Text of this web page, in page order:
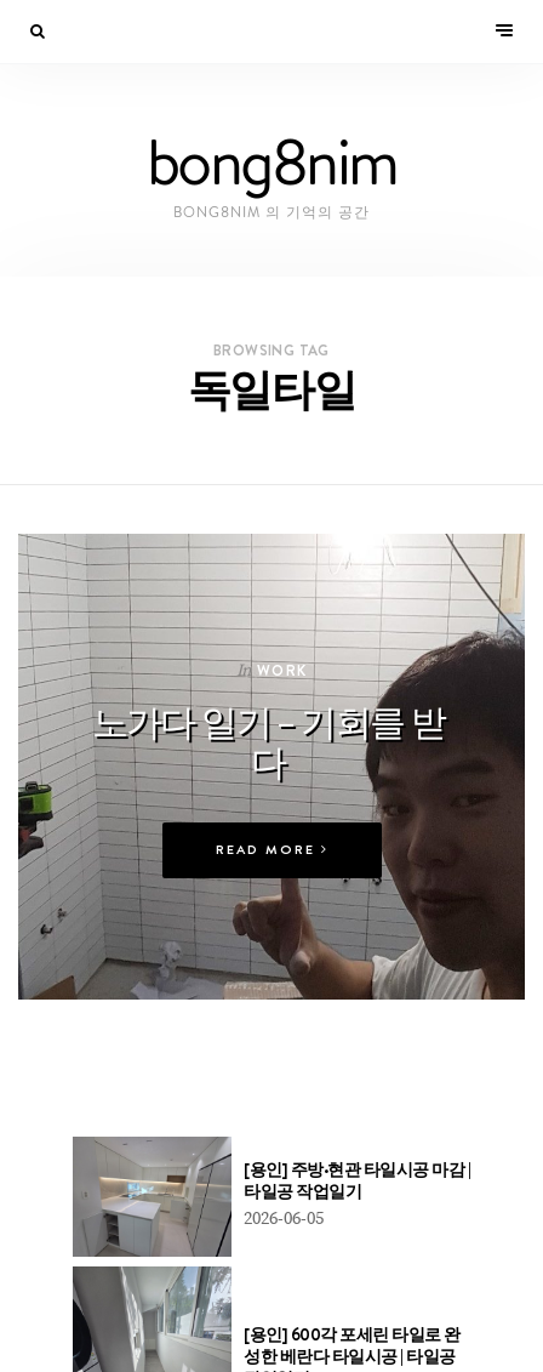
bong8nim
BONG8NIM 의 기억의 공간
BROWSING TAG
독일타일
In WORK
노가다 일기 – 기회를 받
다
READ MORE
[용인] 주방·현관 타일시공 마감 |
타일공 작업일기
2026-06-05
[용인] 600각 포세린 타일로 완
성한 베란다 타일시공 | 타일공